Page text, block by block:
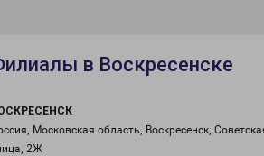
в Воскресенске
Московская область, Воскресенск,
2Ж